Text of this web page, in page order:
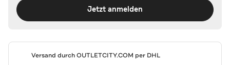
Jetzt anmelden
Versand durchOUTLETCITY.COM per DHL